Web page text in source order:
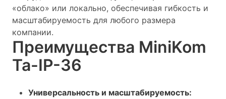
«облако» или локально, обеспечивая гибкость и
масштабируемость для любого размера
компании.
Преимущества MiniKom
Ta-IP-36
Универсальность и масштабируемость: